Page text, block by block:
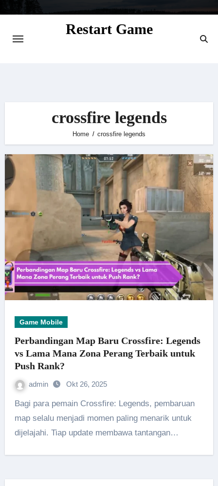
Restart Game
crossfire legends
Home crossfire legends
Game Mobile
Perbandingan Map Baru Crossfire: Legends
vs Lama Mana Zona Perang Terbaik untuk
Push Rank?
admin Okt 26, 2025
Bagi para pemain Crossfire: Legends, pembaruan
map selalu menjadi momen paling menarik untuk
dijelajahi. Tiap update membawa tantangan…